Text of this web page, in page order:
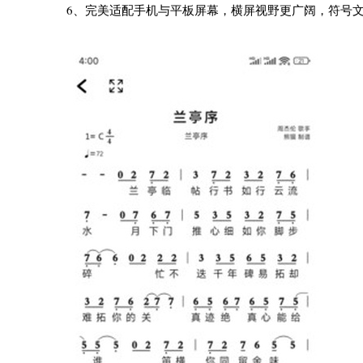
6、完美适配手机与平板屏幕，横屏视野更广阔，符号文